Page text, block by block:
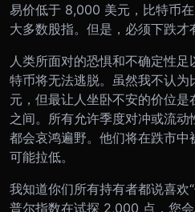
易价低于 8,000 美元，比特币
大多数股指。但是，必须下跌才
人类所面对的恐惧和不确定性
特币将无法逃脱。虽然我不认
元，但最让人坐卧不安的价位
之间。所有允许季度对冲或流
都会哀鸿遍野。他们将在跌市
可能拉低。
我知道你们所有持有者都说喜欢
普尔指数在试探 2,000 点，您